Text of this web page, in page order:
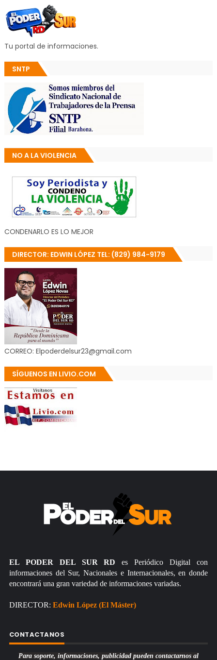
Tu portal de informaciones.
SNTP
NO A LA VIOLENCIA
CONDENARLO ES LO MEJOR
DIRECTOR: EDWIN LÓPEZ TEL: (829) 984-9179
CORREO: Elpoderdelsur23@gmail.com
SÍGUENOS EN LIVIO.COM
EL PODER DEL SUR RD es Periódico Digital con
informaciones del Sur, Nacionales e Internacionales, en donde
encontrará una gran variedad de informaciones variadas.
DIRECTOR: Edwin López (El Máster)
CONTACTANOS
Para soporte, informaciones, publicidad pueden contactarnos al